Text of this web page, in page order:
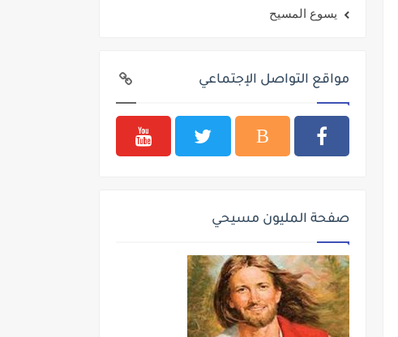
يسوع المسيح
مواقع التواصل الإجتماعي
صفحة المليون مسيحي